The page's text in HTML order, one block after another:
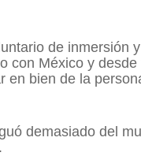
de inmersión
con México y
en bien de la
demasiado del